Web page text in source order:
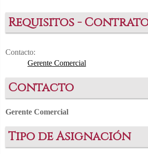
Requisitos -
Contacto:
Gerente Comercial
Contacto
Gerente Comercial
Tipo de Asignación